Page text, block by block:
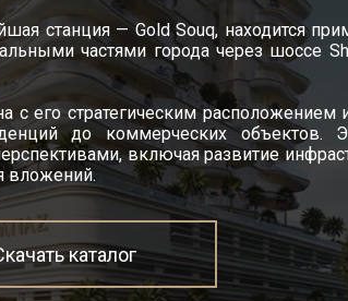
станция — Gold Souq, находится
частями города через шоссе
с его стратегическим
до коммерческих объектов.
включая развитие
вложений.
каталог